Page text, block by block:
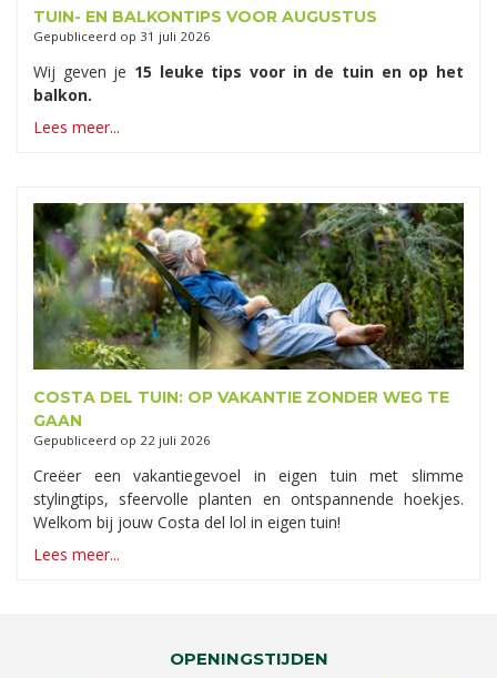
TUIN- EN BALKONTIPS VOOR AUGUSTUS
Gepubliceerd op 31 juli 2026
Wij geven je 15 leuke tips voor in de tuin en op het
balkon.
Lees meer...
COSTA DEL TUIN: OP VAKANTIE ZONDER WEG TE
GAAN
Gepubliceerd op 22 juli 2026
Creëer een vakantiegevoel in eigen tuin met slimme
stylingtips, sfeervolle planten en ontspannende hoekjes.
Welkom bij jouw Costa del lol in eigen tuin!
Lees meer...
OPENINGSTIJDEN